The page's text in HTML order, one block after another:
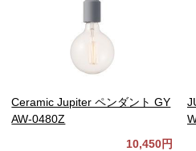
Ceramic Jupiter ペンダント GY
AW-0480Z
10,450円